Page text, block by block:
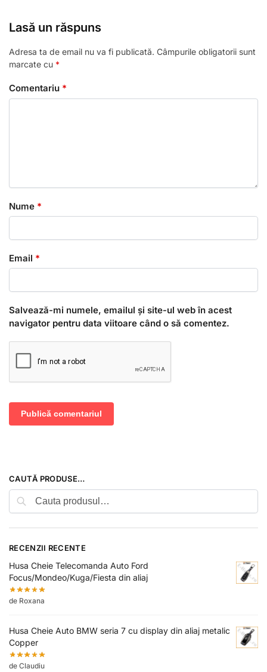
Lasă un răspuns
Adresa ta de email nu va fi publicată. Câmpurile obligatorii sunt
marcate cu *
Comentariu *
Nume *
Email *
Salvează-mi numele, emailul și site-ul web în acest
navigator pentru data viitoare când o să comentez.
CAUTĂ PRODUSE…
RECENZII RECENTE
Husa Cheie Telecomanda Auto Ford
Focus/Mondeo/Kuga/Fiesta din aliaj
de Roxana
Husa Cheie Auto BMW seria 7 cu display din aliaj metalic
Copper
de Claudiu